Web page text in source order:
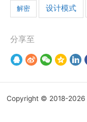
解密 设计模式
分享至
Copyright © 2018-2026